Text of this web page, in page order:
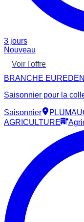
3 jours
Nouveau
Voir l'offre
BRANCHE
Saisonnier pour la
Saisonnier
AGRICULTURE